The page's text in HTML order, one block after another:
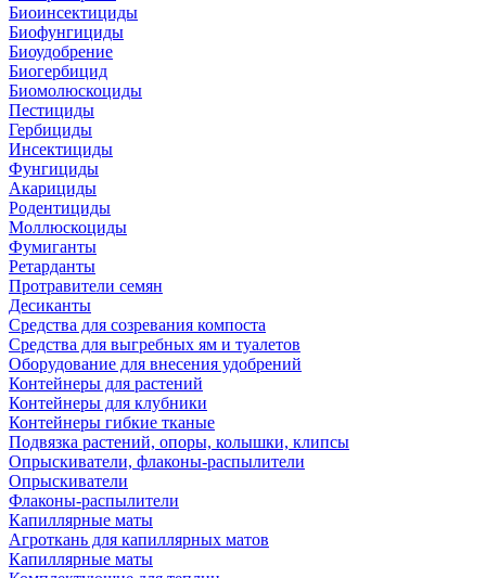
Биоинсектициды
Биофунгициды
Биоудобрение
Биогербицид
Биомолюскоциды
Пестициды
Гербициды
Инсектициды
Фунгициды
Акарициды
Родентициды
Моллюскоциды
Фумиганты
Ретарданты
Протравители семян
Десиканты
Средства для созревания компоста
Средства для выгребных ям и туалетов
Оборудование для внесения удобрений
Контейнеры для растений
Контейнеры для клубники
Контейнеры гибкие тканые
Подвязка растений, опоры, колышки, клипсы
Опрыскиватели, флаконы-распылители
Опрыскиватели
Флаконы-распылители
Капиллярные маты
Агроткань для капиллярных матов
Капиллярные маты